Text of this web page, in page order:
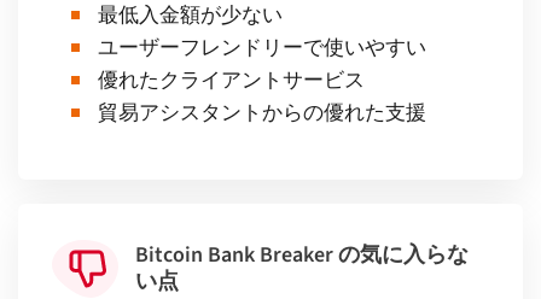
最低入金額が少ない
ユーザーフレンドリーで使いやすい
優れたクライアントサービス
貿易アシスタントからの優れた支援
Bitcoin Bank Breaker の気に入らな
い点